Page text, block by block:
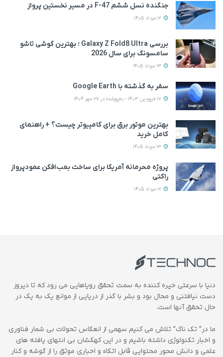
جنگنده نسل ششم F-47 در مسیر نخستین پرواز
بررسی Galaxy Z Fold8 Ultra ؛ بهترین گوشی تاشو
سامسونگ برای سال 2026
سفر به گذشته با Google Earth
بهترین موتور برق برای کامپیوتر چیست؟ + راهنمای
کامل خرید
پروژه محرمانه آمریکا برای ساخت بمب‌افکن عمودپرواز
راکتی
دنیا با سرعتی خیره کننده به سمت تحقق رویاهایی می رود که تا دیروز
دست نیافتنی و محال بود و بشر با گذر از دریایی از موانع یک به یک در
حال تحقق آنها است.
ما در” تک ناک” تلاش می کنیم سهمی از انعکاس تحولات بی شمار فناوری
و اخبار تکنولوژی داشته باشیم و در این کهکشان بی انتهای یافته های
علمی و دانش محور محتوایی قابل اتکاء و اخباری موثق را از گوشه و کنار